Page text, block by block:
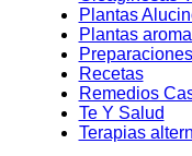
Plantas
Plantas
Recetas
Remedios
Te Y Salud
Terapias